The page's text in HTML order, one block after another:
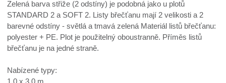
Zelená barva střiže (2 odstíny) je podobná jako u plotů
STANDARD 2 a SOFT 2. Listy břečťanu mají 2 velikosti a 2
barevné odstíny - světlá a tmavá zelená Materiál listů břečťanu:
polyester + PE. Plot je použitelný oboustranně. Příměs listů
břečťanu je na jedné straně.
Nabízené typy:
1,0 x 3,0 m